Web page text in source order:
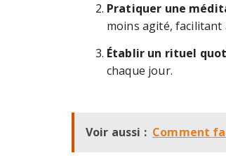
Pratiquer une
moins agité, facilitant
Établir un rituel
chaque jour.
Voir aussi : Comment